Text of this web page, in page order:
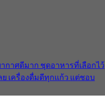
กาศดีมาก ชุดอาหารที่เลือกไว้
เครื่องดื่มดีทุกแก้ว แต่ชอบ